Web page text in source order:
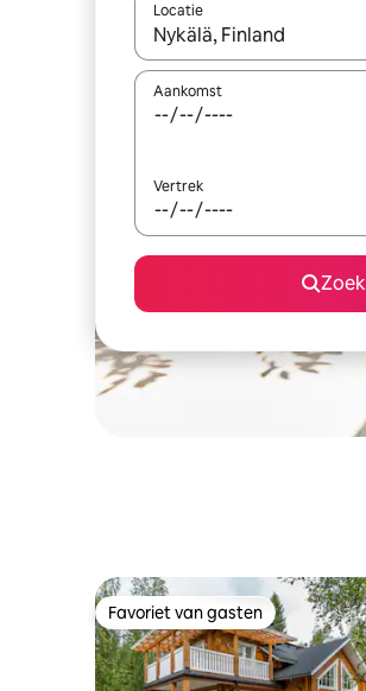
Locatie
Wanneer er resultaten
Aankomst
Vertrek
Favoriet van gasten
Favoriet van gasten